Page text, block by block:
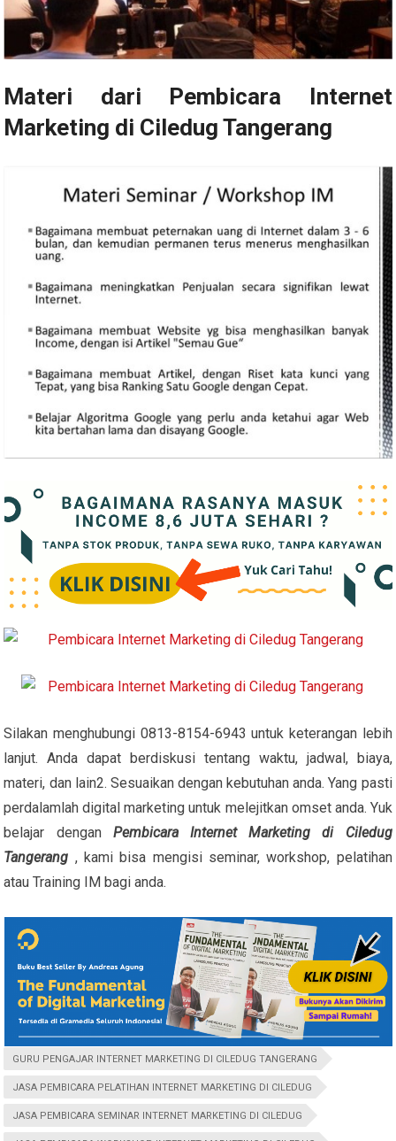
Materi dari Pembicara Internet
Marketing di Ciledug Tangerang
Silakan menghubungi 0813-8154-6943 untuk keterangan lebih
lanjut. Anda dapat berdiskusi tentang waktu, jadwal, biaya,
materi, dan lain2. Sesuaikan dengan kebutuhan anda. Yang pasti
perdalamlah digital marketing untuk melejitkan omset anda. Yuk
belajar dengan Pembicara Internet Marketing di Ciledug
Tangerang , kami bisa mengisi seminar, workshop, pelatihan
atau Training IM bagi anda.
GURU PENGAJAR INTERNET MARKETING DI CILEDUG TANGERANG
JASA PEMBICARA PELATIHAN INTERNET MARKETING DI CILEDUG
JASA PEMBICARA SEMINAR INTERNET MARKETING DI CILEDUG